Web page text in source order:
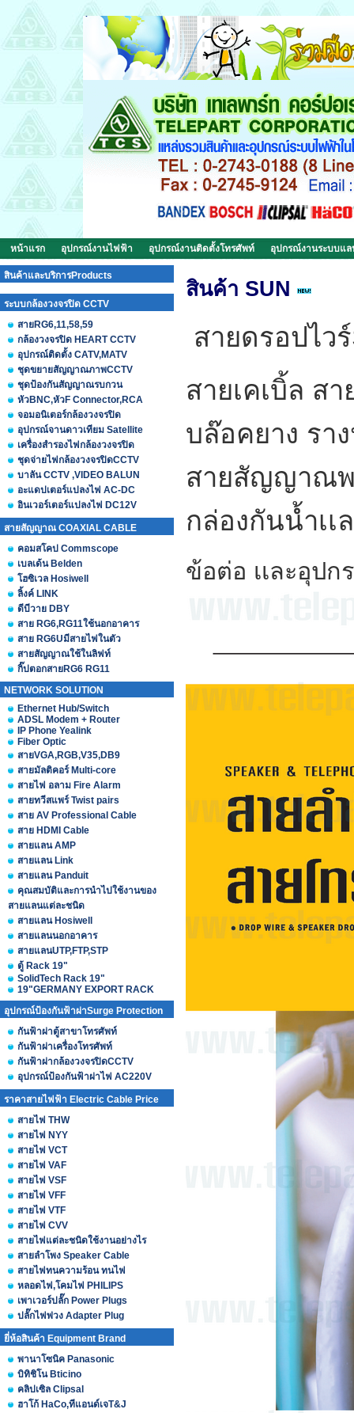
หน้าแรก อุปกรณ์งานไฟฟ้า อุปกรณ์งานติดตั้งโทรศัพท์ อุปกรณ์งานระบบแล
สินค้าและบริการProducts
ระบบกล้องวงจรปิด CCTV
สายRG6,11,58,59
กล้องวงจรปิด HEART CCTV
อุปกรณ์ติดตั้ง CATV,MATV
ชุดขยายสัญญาณภาพCCTV
ชุดป้องกันสัญญาณรบกวน
หัวBNC,หัวF Connector,RCA
จอมอนิเตอร์กล้องวงจรปิด
อุปกรณ์จานดาวเทียม Satellite
เครื่องสำรองไฟกล้องวงจรปิด
ชุดจ่ายไฟกล้องวงจรปิดCCTV
บาลัน CCTV ,VIDEO BALUN
อะแดปเตอร์แปลงไฟ AC-DC
อินเวอร์เตอร์แปลงไฟ DC12V
สายสัญญาณ COAXIAL CABLE
คอมสโคป Commscope
เบลเด้น Belden
โฮซิเวล Hosiwell
ลิ้งค์ LINK
ดีบีวาย DBY
สาย RG6,RG11ใช้นอกอาคาร
สาย RG6Uมีสายไฟในตัว
สายสัญญาณใช้ในลิฟท์
กิ๊ปตอกสายRG6 RG11
NETWORK SOLUTION
Ethernet Hub/Switch
ADSL Modem + Router
IP Phone Yealink
Fiber Optic
สายVGA,RGB,V35,DB9
สายมัลติคอร์ Multi-core
สายไฟ อลาม Fire Alarm
สายทวีสแพร์ Twist pairs
สาย AV Professional Cable
สาย HDMI Cable
สายแลน AMP
สายแลน Link
สายแลน Panduit
คุณสมบัติและการนำไปใช้งานของ
สายแลนแต่ละชนิด
สายแลน Hosiwell
สายแลนนอกอาคาร
สายแลนUTP,FTP,STP
ตู้ Rack 19"
SolidTech Rack 19"
19"GERMANY EXPORT RACK
อุปกรณ์ป้องกันฟ้าผ่าSurge Protection
กันฟ้าผ่าตู้สาขาโทรศัพท์
กันฟ้าผ่าเครื่องโทรศัพท์
กันฟ้าผ่ากล้องวงจรปิดCCTV
อุปกรณ์ป้องกันฟ้าผ่าไฟ AC220V
ราคาสายไฟฟ้า Electric Cable Price
สายไฟ THW
สายไฟ NYY
สายไฟ VCT
สายไฟ VAF
สายไฟ VSF
สายไฟ VFF
สายไฟ VTF
สายไฟ CVV
สายไฟแต่ละชนิดใช้งานอย่างไร
สายลำโพง Speaker Cable
สายไฟทนความร้อน ทนไฟ
หลอดไฟ,โคมไฟ PHILIPS
เพาเวอร์ปลั๊ก Power Plugs
ปลั๊กไฟพ่วง Adapter Plug
ยี่ห้อสินค้า Equipment Brand
พานาโซนิค Panasonic
บิทิชิโน Bticino
คลิปเซิล Clipsal
ฮาโก้ HaCo,ทีแอนด์เจT&J
สินค้า SUN
สายดรอปไว
สายเคเบิ้ล ส
บล๊อคยาง รา
สายสัญญาณ
กล่องกันน้ำเเ
ข้อต่อ เเละอุป